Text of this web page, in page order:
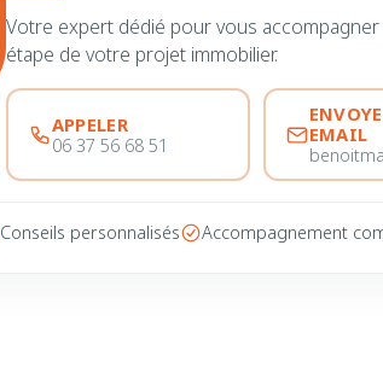
Votre expert dédié pour vous accompagner
étape de votre projet immobilier.
APPELER
06 37 56 68 51
EMAIL
Conseils personnalisés Accompagnement